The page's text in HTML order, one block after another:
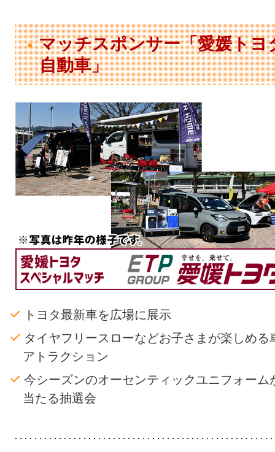
マッチスポンサー「愛媛トヨ
自動車」
トヨタ最新車を広場に展示
タイヤフリースローなどお子さまが楽しめる
アトラクション
今シーズンのオーセンティックユニフォーム
当たる抽選会